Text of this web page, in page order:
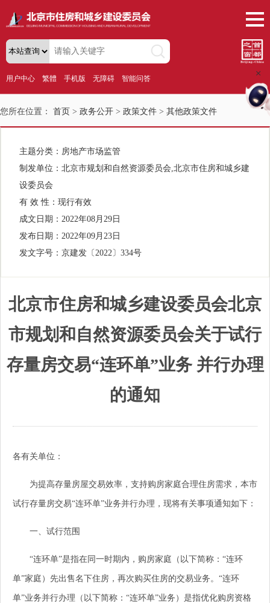
用户中心 繁體 手机版 无障碍 智能问答 +
您所在位置： 首页 > 政务公开 > 政策文件 > 其他政策文件
主题分类： 房地产市场监管
制发单位： 北京市规划和自然资源委员会,北京市住房和城乡建
设委员会
有 效 性： 现行有效
成文日期： 2022年08月29日
发布日期： 2022年09月23日
发文字号： 京建发〔2022〕334号
北京市住房和城乡建设委员会北京
市规划和自然资源委员会关于试行
存量房交易“连环单”业务 并行办理
的通知
各有关单位：
为提高存量房屋交易效率，支持购房家庭合理住房需求，本市
试行存量房交易“连环单”业务并行办理，现将有关事项通知如下：
一、试行范围
“连环单”是指在同一时期内，购房家庭（以下简称：“连环
单”家庭）先出售名下住房，再次购买住房的交易业务。“连环
单”业务并行办理（以下简称：“连环单”业务）是指优化购房资格